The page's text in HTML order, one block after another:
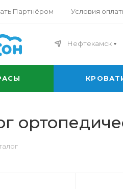
Партнёром Условия
Нефтекамск